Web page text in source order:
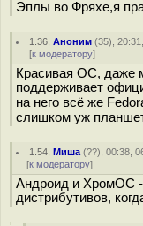
Эплы во Фряхе,я
1.36 ,Аноним (35),
[к модератору]
Красивая ОС, даже
поддерживает
на него всё же
слишком уж
1.54 ,Миша (??), 00:38,
[к модератору]
Андроид и ХромОС -
дистрибутивов,